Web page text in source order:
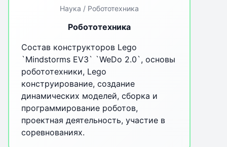
Наука / Робототехника
Робототехника
Состав конструкторов Lego
`Mindstorms EV3` `WeDo 2.0`, основы
робототехники, Lego
конструирование, создание
динамических моделей, сборка и
программирование роботов,
проектная деятельность, участие в
соревнованиях.